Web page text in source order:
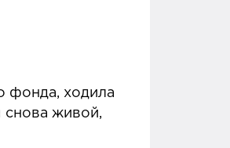
фонда, ходила
снова живой,